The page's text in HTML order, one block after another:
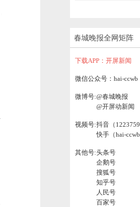
从种苗到冷链！玉
基地加速成型
2026-06-14 19:28:18
云南2026年初中学
馨提示→
2026-06-15 07:28:37
巴基斯坦总理：美
2026-06-15 07:27:48
春城晚报全网矩阵
下载APP：开屏新闻
微信公众号：hai-ccwb
微博号:@春城晚报
@开屏动新闻
视频号:抖音（
快手（hai-ccwb
其他号:头条号
企鹅号
搜狐号
知乎号
人民号
百家号